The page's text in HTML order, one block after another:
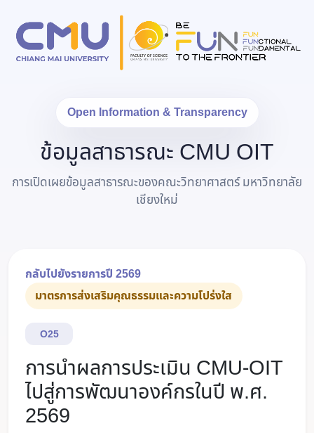
Open Information & Transparency
ข้อมูลสาธารณะ CMU OIT
การเปิดเผยข้อมูลสาธารณะของคณะวิทยาศาสตร์ มหาวิทยาลัย
เชียงใหม่
กลับไปยังรายการปี 2569
มาตรการส่งเสริมคุณธรรมและความโปร่งใส
O25
การนำผลการประเมิน CMU-OIT
ไปสู่การพัฒนาองค์กรในปี พ.ศ.
2569